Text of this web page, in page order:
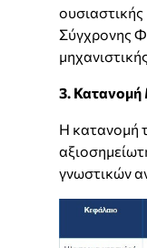
Σύγχρονης
3.
Η κατανομή
γνωστικών